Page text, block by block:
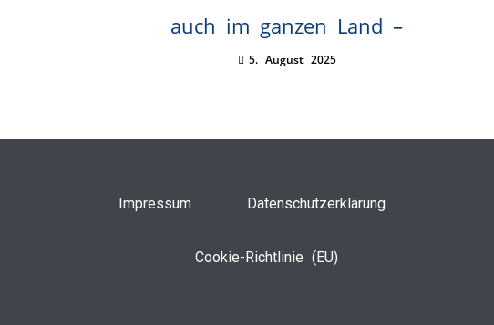
auch im ganzen Land –
5. August 2025
Impressum Datenschutzerklärung
Cookie-Richtlinie (EU)